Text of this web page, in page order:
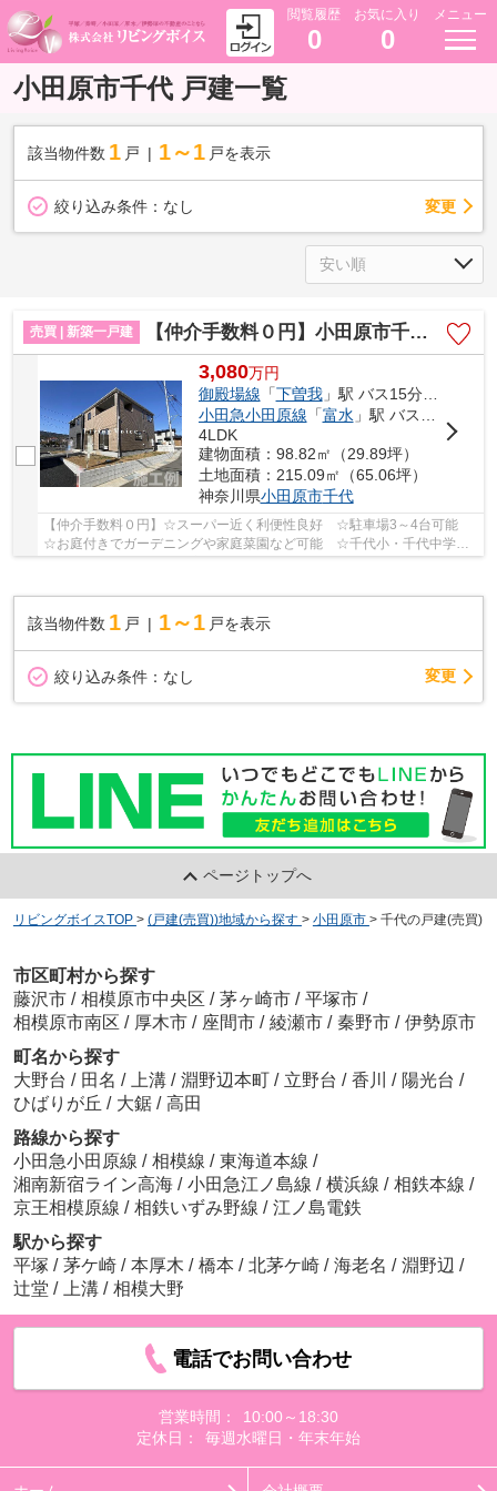
閲覧履歴
0
お気に入り
0
メニュー
小田原市千代 戸建一覧
該当物件数 1 戸 1～1 戸を表示
絞り込み条件： なし 変更
売買 | 新築一戸建 【仲介手数料０円】小田原市千代第12 新築一戸建て
3,080万円
御殿場線 「下曽我」駅 バス15分 「下河原上」 停歩2分
小田急小田原線 「富水」駅 バス5分 「下河原上」 停歩2分
4LDK
建物面積：98.82㎡（29.89坪）
土地面積：215.09㎡（65.06坪）
神奈川県小田原市千代
【仲介手数料０円】☆スーパー近く利便性良好 ☆駐車場3～4台可能
☆お庭付きでガーデニングや家庭菜園など可能 ☆千代小・千代中学
該当物件数 1 戸 1～1 戸を表示
絞り込み条件： なし 変更
ページトップへ
リビングボイスTOP > (戸建(売買))地域から探す > 小田原市 > 千代の戸建(売買)
市区町村から探す
藤沢市 / 相模原市中央区 / 茅ヶ崎市 / 平塚市 /
相模原市南区 / 厚木市 / 座間市 / 綾瀬市 / 秦野市 / 伊勢原市
町名から探す
大野台 / 田名 / 上溝 / 淵野辺本町 / 立野台 / 香川 / 陽光台 /
ひばりが丘 / 大鋸 / 高田
路線から探す
小田急小田原線 / 相模線 / 東海道本線 /
湘南新宿ライン高海 / 小田急江ノ島線 / 横浜線 / 相鉄本線 /
京王相模原線 / 相鉄いずみ野線 / 江ノ島電鉄
駅から探す
平塚 / 茅ケ崎 / 本厚木 / 橋本 / 北茅ケ崎 / 海老名 / 淵野辺 /
辻堂 / 上溝 / 相模大野
電話でお問い合わせ
営業時間：
10:00～18:30
定休日：
毎週水曜日・年末年始